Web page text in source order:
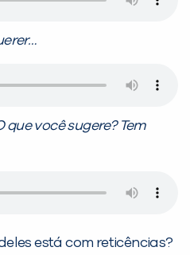
que você sugere? Tem
está com reticências?